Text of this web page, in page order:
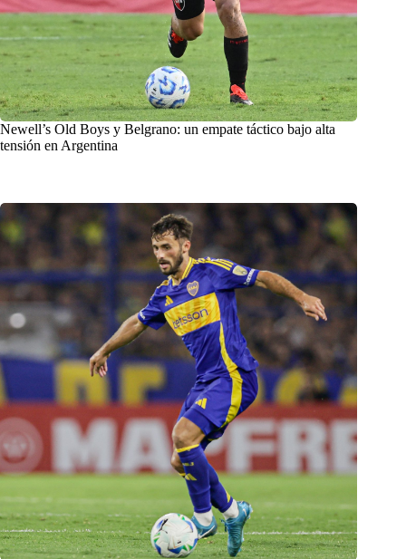
Newell’s Old Boys y Belgrano: un empate táctico bajo alta
tensión en Argentina